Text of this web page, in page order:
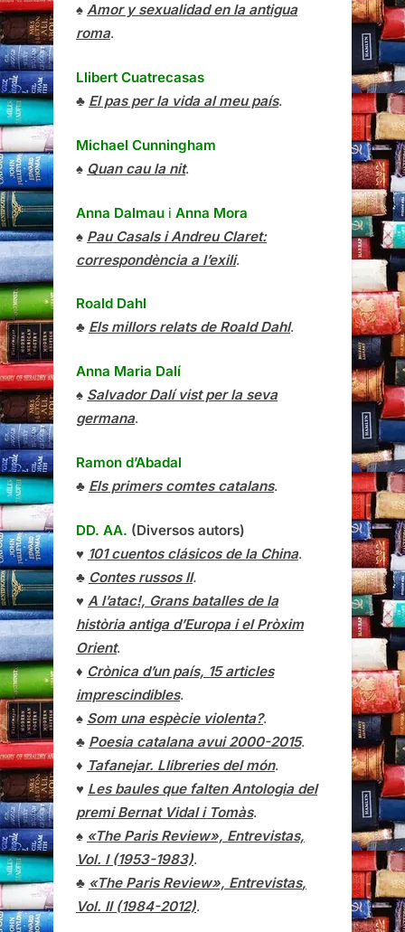
♠ Amor y sexualidad en la antigua
roma.
Llibert Cuatrecasas
♣ El pas per la vida al meu país.
Michael Cunningham
♠ Quan cau la nit.
Anna Dalmau i Anna Mora
♠ Pau Casals i Andreu Claret:
correspondència a l’exili.
Roald Dahl
♣ Els millors relats de Roald Dahl.
Anna Maria Dalí
♠ Salvador Dalí vist per la seva
germana.
Ramon d’Abadal
♣ Els primers comtes catalans.
DD. AA. (Diversos autors)
♥ 101 cuentos clásicos de la China.
♣ Contes russos II.
♥ A l’atac!, Grans batalles de la
història antiga d’Europa i el Pròxim
Orient.
♦ Crònica d’un país, 15 articles
imprescindibles.
♠ Som una espècie violenta?.
♣ Poesia catalana avui 2000-2015.
♦ Tafanejar. Llibreries del món.
♥ Les baules que falten Antologia del
premi Bernat Vidal i Tomàs.
♠ «The Paris Review», Entrevistas,
Vol. I (1953-1983).
♣ «The Paris Review», Entrevistas,
Vol. II (1984-2012).